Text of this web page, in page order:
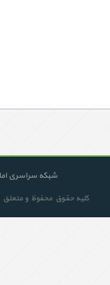
شبکه سراسری
کلیه حقوق محفوظ و متعلق